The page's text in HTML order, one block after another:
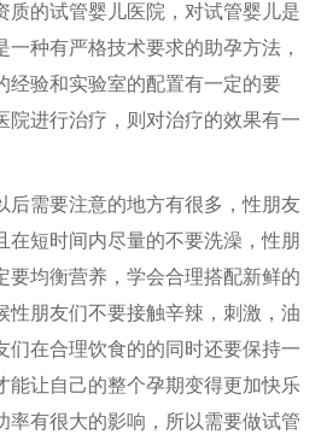
质的试管婴儿医院，对试管婴儿是
种有严格技术要求的助孕方法，
经验和实验室的配置有一定的要
院进行治疗，则对治疗的效果有一
需要注意的地方有很多，性朋友
在短时间内尽量的不要洗澡，性朋
要均衡营养，学会合理搭配新鲜的
性朋友们不要接触辛辣，刺激，油
们在合理饮食的的同时还要保持一
能让自己的整个孕期变得更加快乐
率有很大的影响，所以需要做试管